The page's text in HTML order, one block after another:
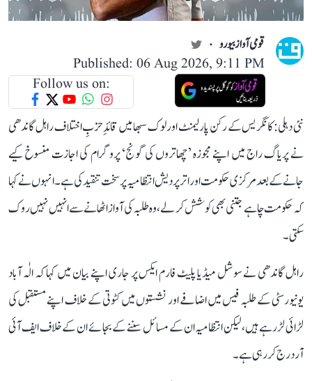
قومی آواز بیورو
Published: 06 Aug 2026, 9:11 PM
Follow us on:
نئی دہلی: کانگریس کے رکن پارلیمنٹ اور لوک سبھا میں قائدِ حزبِ اختلاف راہل گاندھی
نے پریاگ راج میں اپنے مجوزہ ’چھاتروں کی گونج‘ پروگرام کی اجازت منسوخ کیے
جانے کے بعد مرکزی حکومت اور اتر پردیش انتظامیہ پر سخت تنقید کی ہے۔ انہوں نے کہا
کہ حکومت چاہے جتنی بھی کوشش کر لے، وہ طلبہ کی آواز اٹھانے سے انہیں نہیں روک
سکتی۔
راہل گاندھی نے سوشل میڈیا پلیٹ فارم ایکس پر جاری اپنے بیان میں کہا کہ الٰہ آباد
یونیورسٹی کے طلبہ فیس میں اضافے اور نشستوں میں کٹوتی کے خلاف اپنے مستقبل کی
لڑائی لڑ رہے ہیں، لیکن انتظامیہ ان کے مسائل سننے کے بجائے ان کے خلاف ایف آئی
آر درج کر رہی ہے۔